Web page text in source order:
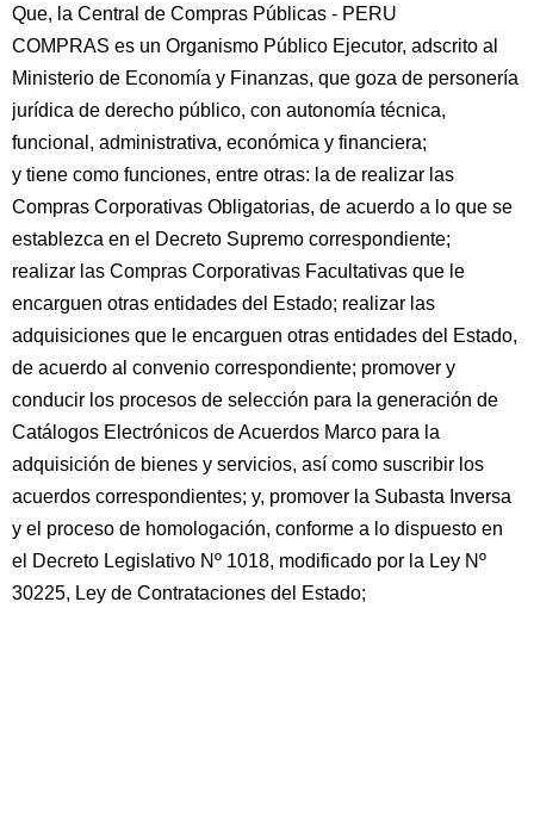
Que, la Central de Compras Públicas - PERU
COMPRAS es un Organismo Público Ejecutor, adscrito al
Ministerio de Economía y Finanzas, que goza de personería
jurídica de derecho público, con autonomía técnica,
funcional, administrativa, económica y financiera;
y tiene como funciones, entre otras: la de realizar las
Compras Corporativas Obligatorias, de acuerdo a lo que se
establezca en el Decreto Supremo correspondiente;
realizar las Compras Corporativas Facultativas que le
encarguen otras entidades del Estado; realizar las
adquisiciones que le encarguen otras entidades del Estado,
de acuerdo al convenio correspondiente; promover y
conducir los procesos de selección para la generación de
Catálogos Electrónicos de Acuerdos Marco para la
adquisición de bienes y servicios, así como suscribir los
acuerdos correspondientes; y, promover la Subasta Inversa
y el proceso de homologación, conforme a lo dispuesto en
el Decreto Legislativo Nº 1018, modificado por la Ley Nº
30225, Ley de Contrataciones del Estado;